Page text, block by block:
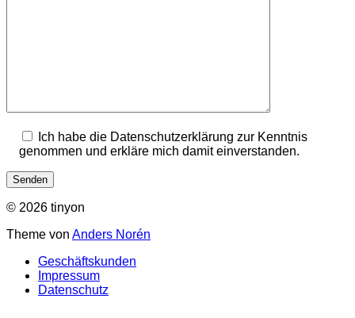
Ich habe die Datenschutzerklärung zur Kenntnis
genommen und erkläre mich damit einverstanden.
© 2026 tinyon
Theme von Anders Norén
Geschäftskunden
Impressum
Datenschutz